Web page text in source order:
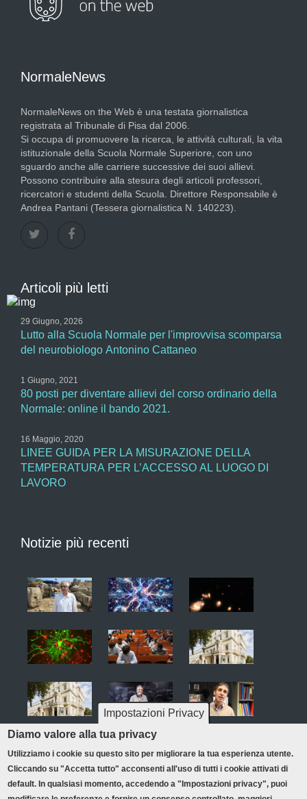
NormaleNews
NormaleNews on the Web è una testata giornalistica
registrata al Tribunale di Pisa dal 2006.
Si occupa di promuovere la ricerca, le attività culturali, la vita
istituzionale della Scuola Normale Superiore, con uno
sguardo anche alle carriere successive dei suoi allievi.
Possono contribuire alla stesura degli articoli professori,
ricercatori e studenti della Scuola. Direttore Responsabile è
Andrea Pantani (Tessera giornalistica N. 140223).
Articoli più letti
29 Giugno, 2026
Lutto alla Scuola Normale per l'improvvisa scomparsa
del neurobiologo Antonino Cattaneo
1 Giugno, 2021
80 posti per diventare allievi del corso ordinario della
Normale: online il bando 2021.
16 Maggio, 2020
LINEE GUIDA PER LA MISURAZIONE DELLA
TEMPERATURA PER L’ACCESSO AL LUOGO DI
LAVORO
Notizie più recenti
Credits & copyright Privacy policy
Redazione
Accessibilità
Mappa del sito
Impostazioni Privacy
Diamo valore alla tua privacy
Utilizziamo i cookie su questo sito per migliorare la tua esperienza utente.
Cliccando su "Accetta tutto" acconsenti all'uso di tutti i cookie attivati di
default. In qualsiasi momento, accedendo a "Impostazioni privacy", puoi